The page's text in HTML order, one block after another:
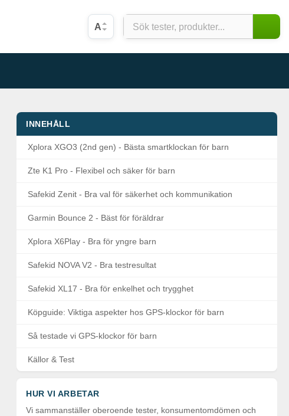
A
INNEHÅLL
Xplora XGO3 (2nd gen) - Bästa smartklockan för barn
Zte K1 Pro - Flexibel och säker för barn
Safekid Zenit - Bra val för säkerhet och kommunikation
Garmin Bounce 2 - Bäst för föräldrar
Xplora X6Play - Bra för yngre barn
Safekid NOVA V2 - Bra testresultat
Safekid XL17 - Bra för enkelhet och trygghet
Köpguide: Viktiga aspekter hos GPS-klockor för barn
Så testade vi GPS-klockor för barn
Källor & Test
HUR VI ARBETAR
Vi sammanställer oberoende tester, konsumentomdömen och